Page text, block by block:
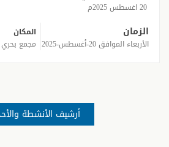
20 اغسطس 2025م
الزمان
الأربعاء الموافق 20-أغسطس-2025
المكان
مجمع بحري
أرشيف الأنشطة